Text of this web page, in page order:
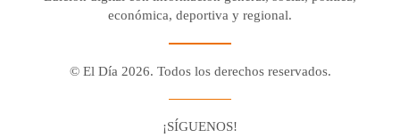
económica, deportiva y regional.
© El Día 2026. Todos los derechos reservados.
¡SÍGUENOS!